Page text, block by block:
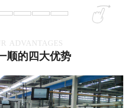
advantages
顺的四大优势